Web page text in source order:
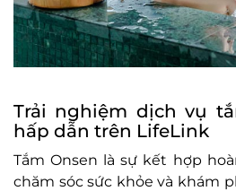
Trải nghiệm dịch vụ
hấp dẫn trên LifeLink
Tắm Onsen là sự kết hợp
chăm sóc sức khỏe và khám